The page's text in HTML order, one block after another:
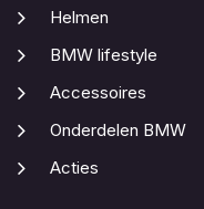
Helmen
BMW lifestyle
Accessoires
Onderdelen BMW
Acties